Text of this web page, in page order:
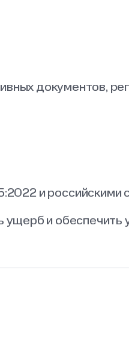
документов,
и российскими
и обеспечить